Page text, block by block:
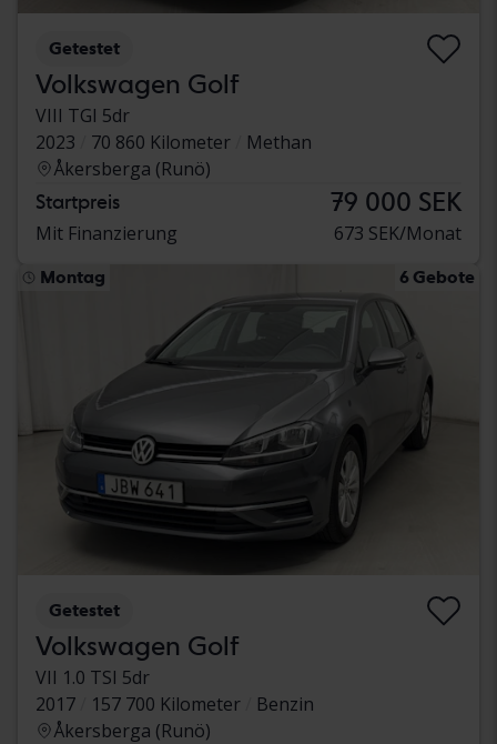
Getestet
Volkswagen Golf
VIII TGI 5dr
2023
70 860 Kilometer
Methan
Åkersberga (Runö)
Startpreis 79 000 SEK
Mit Finanzierung 673 SEK/Monat
Montag 6 Gebote
Getestet
Volkswagen Golf
VII 1.0 TSI 5dr
2017
157 700 Kilometer
Benzin
Åkersberga (Runö)